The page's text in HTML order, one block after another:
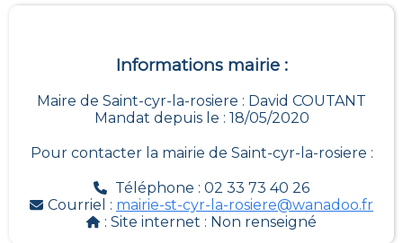
Informations mairie :
Maire de Saint-cyr-la-rosiere : David COUTANT
Mandat depuis le : 18/05/2020
Pour contacter la mairie de Saint-cyr-la-rosiere :
Téléphone : 02 33 73 40 26
Courriel : mairie-st-cyr-la-rosiere@wanadoo.fr
: Site internet : Non renseigné